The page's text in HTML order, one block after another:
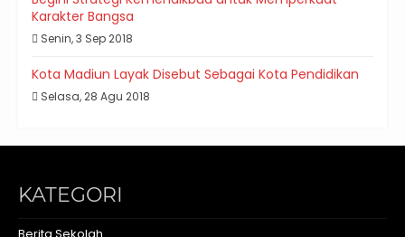
Karakter Bangsa
Senin, 3 Sep 2018
Kota Madiun Layak Disebut Sebagai Kota Pendidikan
Selasa, 28 Agu 2018
KATEGORI